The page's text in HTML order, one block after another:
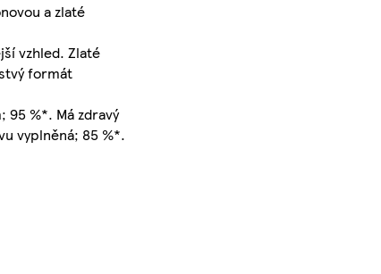
a zlaté
vzhled. Zlaté
formát
95 %*. Má zdravý
vyplněná; 85 %*.